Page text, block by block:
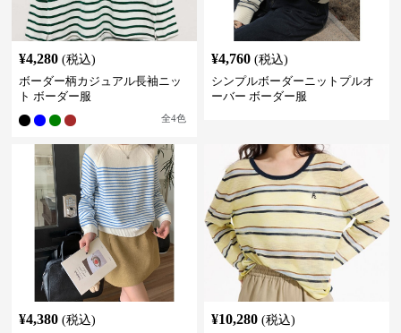
¥4,280 (税込)
ボーダー柄カジュアル長袖ニッ
ト ボーダー服
全4色
¥4,760 (税込)
シンプルボーダーニットプルオ
ーバー ボーダー服
¥4,380 (税込)
¥10,280 (税込)